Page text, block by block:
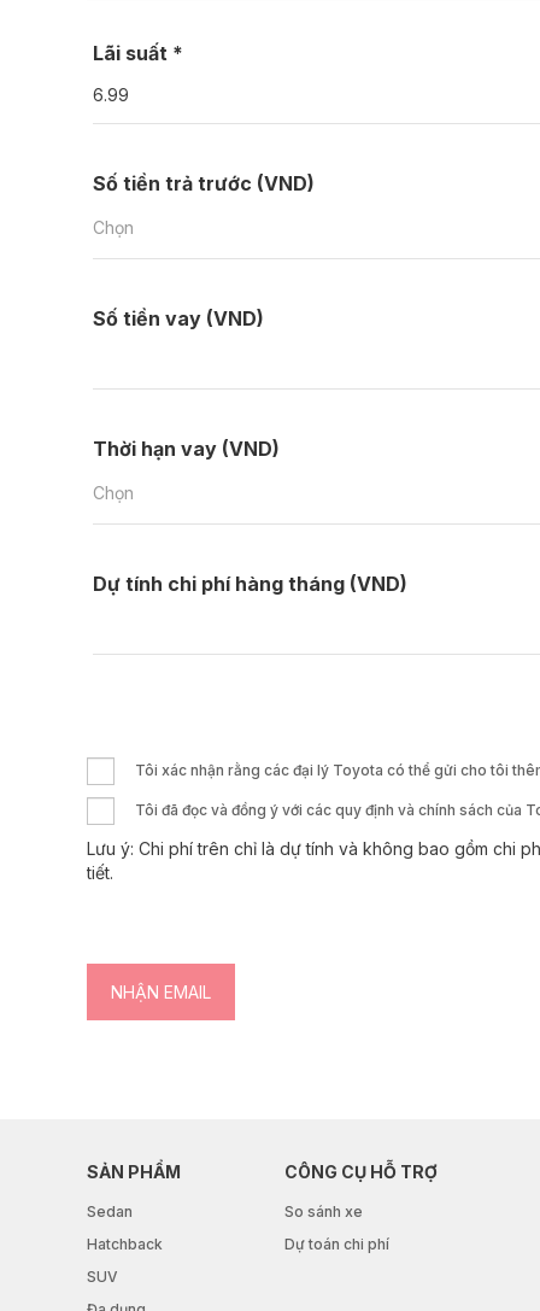
Lãi suất *
Số tiền trả trước (VND)
Chọn
Số tiền vay (VND)
Thời hạn vay (VND)
Chọn
Dự tính chi phí hàng tháng (VND)
Tôi xác nhận rằng các đại lý Toyota có thể gửi cho tôi
Tôi đã đọc và đồng ý với các quy định và chính sách của
Lưu ý: Chi phí trên chỉ là dự tính và không bao gồm chi
tiết.
SẢN PHẨM
Sedan
Hatchback
SUV
CÔNG CỤ HỖ TRỢ
So sánh xe
Dự toán chi phí